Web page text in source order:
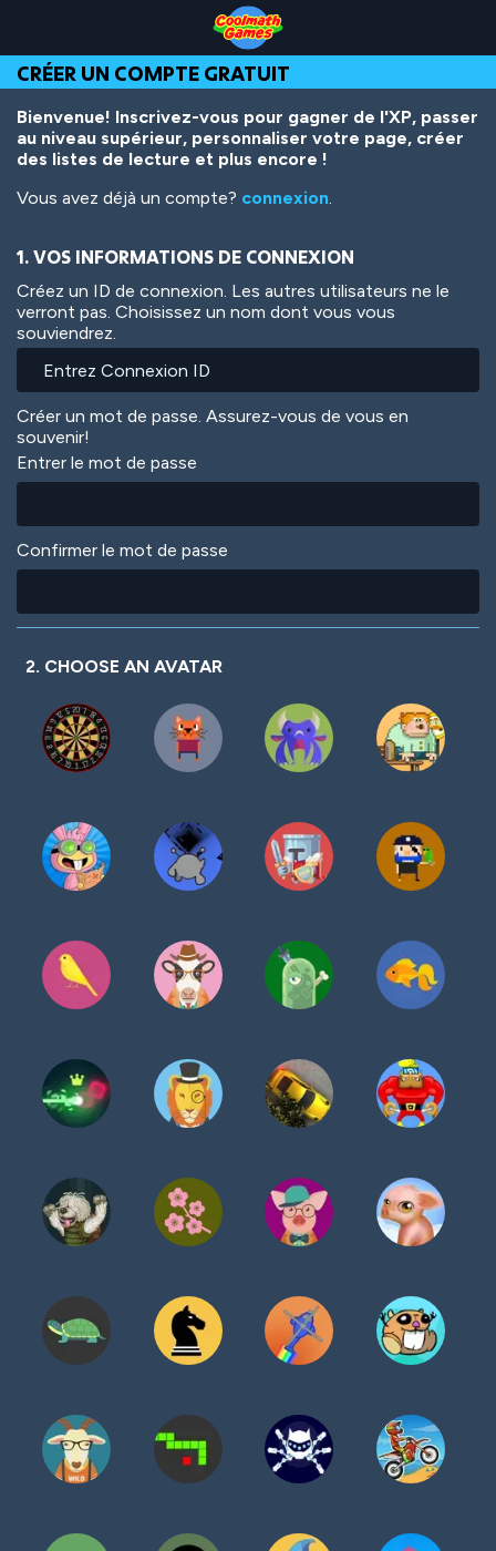
Top
of
Page
Navigation
Main
Content
Footer
contenu
principal
CRÉER UN COMPTE GRATUIT
Bienvenue! Inscrivez-vous pour gagner de l'XP, passer
au niveau supérieur, personnaliser votre page, créer
des listes de lecture et plus encore !
Vous avez déjà un compte? connexion.
1. VOS INFORMATIONS DE CONNEXION
Créez un ID de connexion. Les autres utilisateurs ne le
verront pas. Choisissez un nom dont vous vous
souviendrez.
Créer un mot de passe. Assurez-vous de vous en
souvenir!
Entrer le mot de passe
Confirmer le mot de passe
2. CHOOSE AN AVATAR